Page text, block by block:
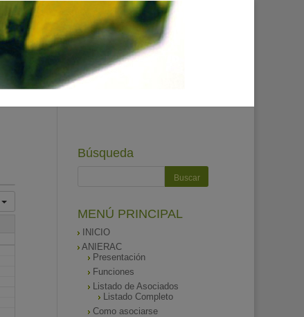
Búsqueda
MENÚ PRINCIPAL
INICIO
ANIERAC
Presentación
Funciones
Listado de Asociados
Listado Completo
Como asociarse